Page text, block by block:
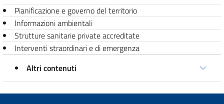
Pianificazione e governo del territorio
Informazioni ambientali
Strutture sanitarie private accreditate
Interventi straordinari e di emergenza
Altri contenuti